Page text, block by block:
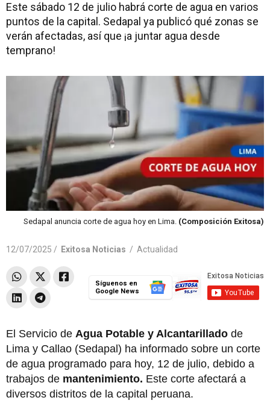
Este sábado 12 de julio habrá corte de agua en varios
puntos de la capital. Sedapal ya publicó qué zonas se
verán afectadas, así que ¡a juntar agua desde
temprano!
Sedapal anuncia corte de agua hoy en Lima. (Composición Exitosa)
12/07/2025 / Exitosa Noticias / Actualidad
Síguenos en
Google News
El Servicio de Agua Potable y Alcantarillado de
Lima y Callao (Sedapal) ha informado sobre un corte
de agua programado para hoy, 12 de julio, debido a
trabajos de mantenimiento. Este corte afectará a
diversos distritos de la capital peruana.